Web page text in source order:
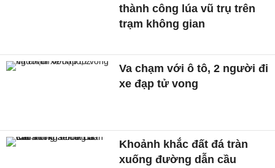
thành công lúa vũ trụ trên
trạm không gian
Va chạm với ô tô, 2 người đi
xe đạp tử vong
Khoảnh khắc đất đá tràn
xuống đường dẫn cầu